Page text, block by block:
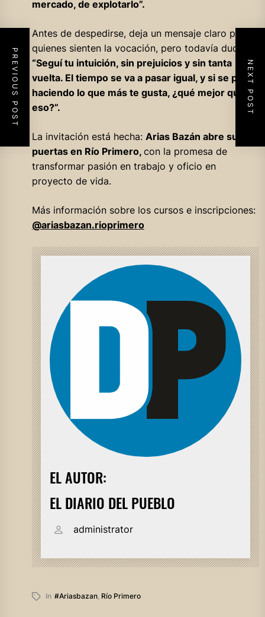
mercado, de explotarlo”.
Antes de despedirse, deja un mensaje claro para
quienes sienten la vocación, pero todavía dudan:
“Seguí tu intuición, sin prejuicios y sin tanta
vuelta. El tiempo se va a pasar igual, y si se pasa
haciendo lo que más te gusta, ¿qué mejor que
eso?”.
La invitación está hecha: Arias Bazán abre sus
puertas en Río Primero, con la promesa de
transformar pasión en trabajo y oficio en
proyecto de vida.
Más información sobre los cursos e inscripciones:
@ariasbazan.rioprimero
EL AUTOR:
EL DIARIO DEL PUEBLO
administrator
In #ariasbazan, Río Primero
PREVIOUS POST NEXT POST